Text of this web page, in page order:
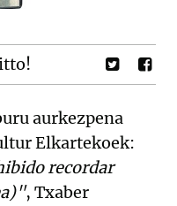
aurkezpena
Elkartekoek:
recordar
, Txaber